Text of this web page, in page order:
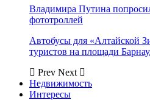
Владимира Путина
фототроллей
Автобусы для «Алтайской
туристов на площади
Prev Next
Недвижимость
Интересы